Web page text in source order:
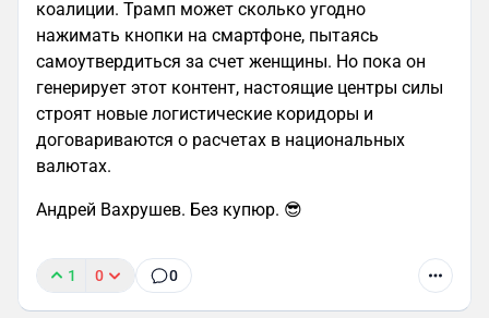
коалиции. Трамп может сколько угодно
нажимать кнопки на смартфоне, пытаясь
самоутвердиться за счет женщины. Но пока он
генерирует этот контент, настоящие центры силы
строят новые логистические коридоры и
договариваются о расчетах в национальных
валютах.
Андрей Вахрушев. Без купюр. 😎
1 0 0